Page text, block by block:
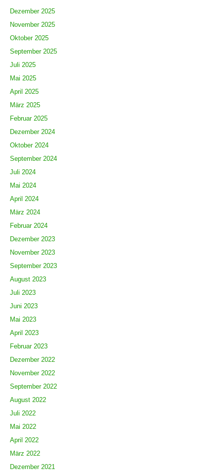
Dezember 2025
November 2025
Oktober 2025
September 2025
Juli 2025
Mai 2025
April 2025
März 2025
Februar 2025
Dezember 2024
Oktober 2024
September 2024
Juli 2024
Mai 2024
April 2024
März 2024
Februar 2024
Dezember 2023
November 2023
September 2023
August 2023
Juli 2023
Juni 2023
Mai 2023
April 2023
Februar 2023
Dezember 2022
November 2022
September 2022
August 2022
Juli 2022
Mai 2022
April 2022
März 2022
Dezember 2021